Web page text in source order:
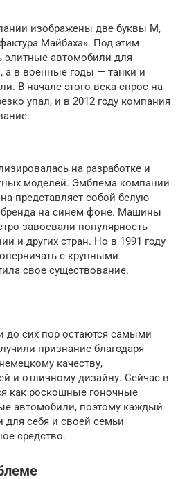
изображены две буквы М,
Майбаха». Под этим
элитные автомобили для
а в военные годы — танки и
В начале этого века спрос на
упал, и в 2012 году компания
на разработке и
моделей. Эмблема компании
представляет собой белую
на синем фоне. Машины
завоевали популярность
и других стран. Но в 1991 году
с крупными
свое существование.
до сих пор остаются самыми
признание благодаря
качеству,
и отличному дизайну. Сейчас в
как роскошные гоночные
автомобили, поэтому каждый
для себя и своей семьи
средство.